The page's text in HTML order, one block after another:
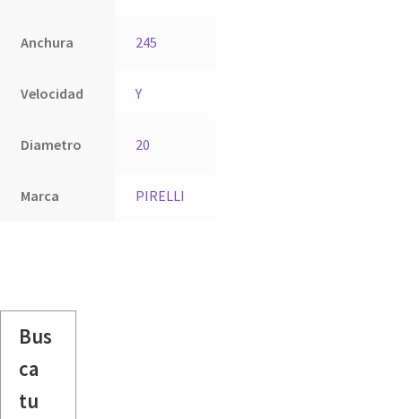
Anchura 245
Velocidad Y
Diametro 20
Marca PIRELLI
Bus
ca
tu